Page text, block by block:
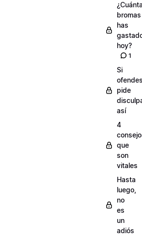
bromas
has
hoy?
1
Si
pide
así
4
que
son
vitales
Hasta
luego,
no
es
un
adiós